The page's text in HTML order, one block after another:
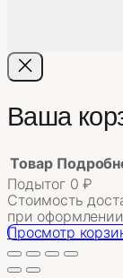
Ваша
Товары
в
корзине
Товар
Подытог 0 ₽
Стоимость
при оформлении
Просмотр